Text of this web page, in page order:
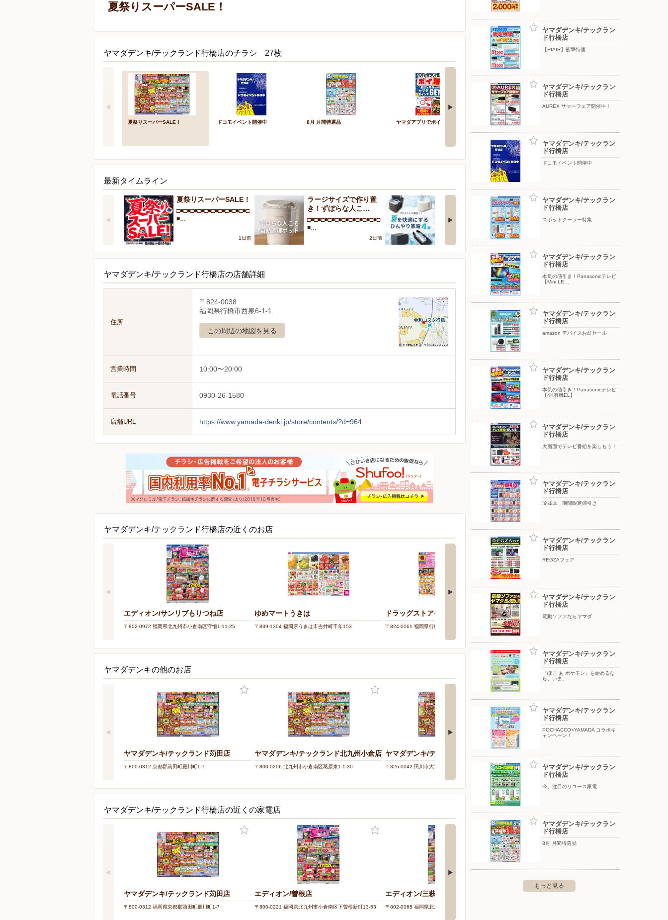
夏祭りスーパーSALE！
ヤマダデンキ/テックランド行橋店のチラシ 27枚
夏祭りスーパーSALE！ ドコモイベント開催中 8月 月間特選品 ヤマダアプリでポイ活 【HITACHI】エアコン大商談会
最新タイムライン
夏祭りスーパーSALE！
□■□■□■□■□■□■□■□■□■□■□
■…
1日前
ラージサイズで作り置
き！ずぼらな人こ…
□■□■□■□■□■□■□■□■□■□■□
■…
2日前
プチストレス解消！夏
を快適にするひん…
□■□■□■□■□■□■□■□■□■□■□
5日前
Ankerの最新！水拭き
□■□■□■□■□■□■□■□■□■□■□
ヤマダデンキ/テックランド行橋店の店舗詳細
住所
〒824-0038
福岡県行橋市西泉6-1-1
この周辺の地図を見る
営業時間 10:00〜20:00
電話番号 0930-26-1580
店舗URL https://www.yamada-denki.jp/store/contents/?d=964
ヤマダデンキ/テックランド行橋店の近くのお店
エディオン/サンリブもりつね店
〒802-0972 福岡県北九州市小倉南区守恒1-11-25
ゆめマートうきは
〒839-1304 福岡県うきは市吉井町千年153
ドラッグストアモリ/行橋店
〒824-0061 福岡県行橋市大字草野492
エディオン/曽根店
〒800-0221 福岡県北九州市小倉南区下曽根新町13-53
ヤマダデンキの他のお店
ヤマダデンキ/テックランド苅田店
〒800-0312 京都郡苅田町殿川町1-7
ヤマダデンキ/テックランド北九州小倉店
〒800-0206 北九州市小倉南区葛原東1-1-30
ヤマダデンキ/テックランド田川店
〒826-0042 田川市大字川宮1757-6 〒803-0812 北九州市小倉北区室町3-2-25
ヤマダデンキ/テックランド行橋店の近くの家電店
ヤマダデンキ/テックランド苅田店
〒800-0312 福岡県京都郡苅田町殿川町1-7
エディオン/曽根店
〒800-0221 福岡県北九州市小倉南区下曽根新町13-53
エディオン/三萩野店
〒802-0065 福岡県北九州市小倉北区三萩野1-1-35
エディオン/行橋店
ヤマダデンキ/テックラン
ド行橋店
【RIAIR】衝撃特価
ヤマダデンキ/テックラン
ド行橋店
AUREX サマーフェア開催中！
ヤマダデンキ/テックラン
ド行橋店
ドコモイベント開催中
ヤマダデンキ/テックラン
ド行橋店
スポットクーラー特集
ヤマダデンキ/テックラン
ド行橋店
本気の値引き！Panasonicテレビ
【Mini LE…
ヤマダデンキ/テックラン
ド行橋店
amazon デバイスお盆セール
ヤマダデンキ/テックラン
ド行橋店
本気の値引き！Panasonicテレビ
【4K有機EL】
ヤマダデンキ/テックラン
ド行橋店
大画面でテレビ番組を楽しもう！
ヤマダデンキ/テックラン
ド行橋店
冷蔵庫 期間限定値引き
ヤマダデンキ/テックラン
ド行橋店
REGZAフェア
ヤマダデンキ/テックラン
ド行橋店
電動ソファならヤマダ
ヤマダデンキ/テックラン
ド行橋店
『ぽこ あ ポケモン』を始めるな
ら、いま。
ヤマダデンキ/テックラン
ド行橋店
POCHACCO×YAMADA コラボキ
ャンペーン！
ヤマダデンキ/テックラン
ド行橋店
今、注目のリユース家電
ヤマダデンキ/テックラン
ド行橋店
8月 月間特選品
もっと見る